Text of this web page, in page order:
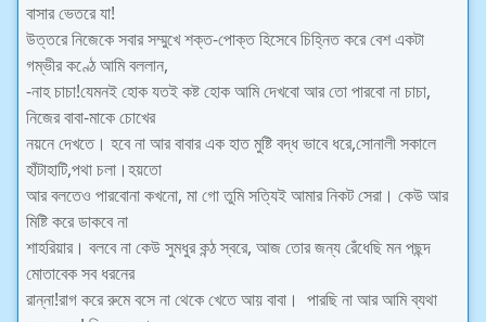
বাসার ভেতরে যা!
উত্তরে নিজেকে সবার সম্মুখে শক্ত-পোক্ত হিসেবে চিহ্নিত করে বেশ একটা
গম্ভীর কণ্ঠে আমি বললান,
-নাহ চাচা!যেমনই হোক যতই কষ্ট হোক আমি দেখবো আর তো পারবো না চাচা,
নিজের বাবা-মাকে চোখের
নয়নে দেখতে। হবে না আর বাবার এক হাত মুষ্টি বদ্ধ ভাবে ধরে,সোনালী সকালে
হাঁটাহাটি,পথা চলা।হয়তো
আর বলতেও পারবোনা কখনো, মা গো তুমি সত্যিই আমার নিকট সেরা। কেউ আর
মিষ্টি করে ডাকবে না
শাহরিয়ার। বলবে না কেউ সুমধুর কন্ঠ স্বরে, আজ তোর জন্য রেঁধেছি মন পছন্দ
মোতাবেক সব ধরনের
রান্না!রাগ করে রুমে বসে না থেকে খেতে আয় বাবা। পারছি না আর আমি ব্যথা